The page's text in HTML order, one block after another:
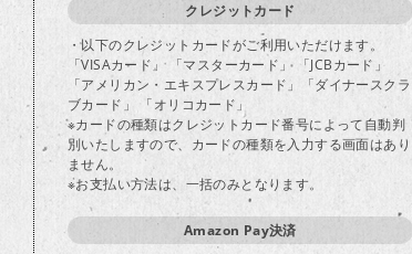
クレジットカード
・以下のクレジットカードがご利用いただけます。
「VISAカード」 「マスターカード」 「JCBカード」
「アメリカン・エキスプレスカード」「ダイナースクラ
ブカード」 「オリコカード」
※カードの種類はクレジットカード番号によって自動判
別いたしますので、カードの種類を入力する画面はあり
ません。
※お支払い方法は、一括のみとなります。
Amazon Pay決済